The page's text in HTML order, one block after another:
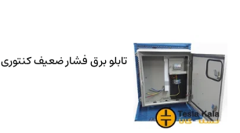
تابلو برق فشار ضعیف کنتوری 3 واحد سه فاز